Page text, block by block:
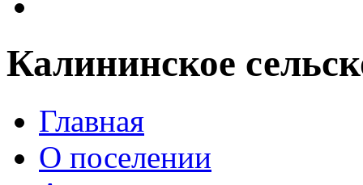
Калининское
Главная
О поселении